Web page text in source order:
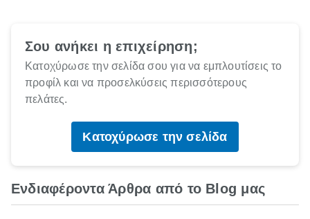
Σου ανήκει η επιχείρηση;
Κατοχύρωσε την σελίδα σου για να εμπλουτίσεις το
προφίλ και να προσελκύσεις περισσότερους
πελάτες.
Κατοχύρωσε την σελίδα
Ενδιαφέροντα Άρθρα από το Blog μας